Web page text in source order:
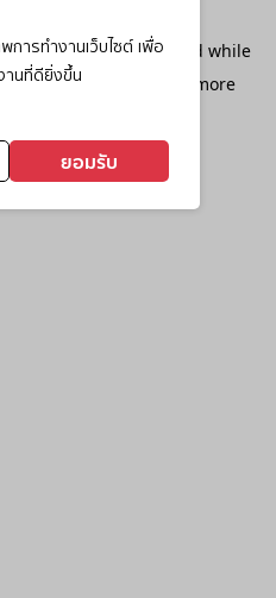
ารทำงานเว็บไซต์ เพื่อ
านที่ดียิ่งขึ้น
ยอมรับ
exception has occurred while
browser console
for more